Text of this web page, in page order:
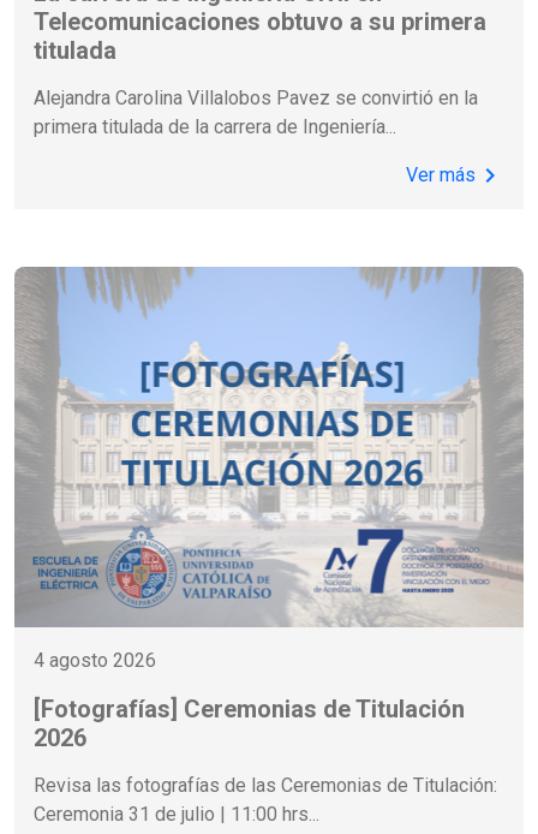
Telecomunicaciones obtuvo a su primera
titulada
Alejandra Carolina Villalobos Pavez se convirtió en la
primera titulada de la carrera de Ingeniería...
Ver más chevron_right
4 agosto 2026
[Fotografías] Ceremonias de Titulación
2026
Revisa las fotografías de las Ceremonias de Titulación:
Ceremonia 31 de julio | 11:00 hrs